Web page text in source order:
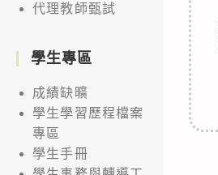
代理教師甄試
學生專區
成績缺曠
學生學習歷程檔案
專區
學生手冊